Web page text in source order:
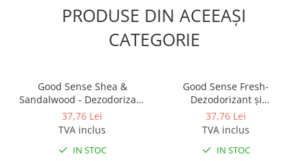
PRODUSE DIN ACEEAȘI
CATEGORIE
Good Sense Shea &
Sandalwood - Dezodorizant
și neutralizator de mirosuri
- acțiune instantă - 0.3L
37,76 Lei
TVA inclus
IN STOC
Good Sense Fresh-
Dezodorizant și
neutralizator de mirosuri -
acțiune instantă - 0.3L
37,76 Lei
TVA inclus
IN STOC